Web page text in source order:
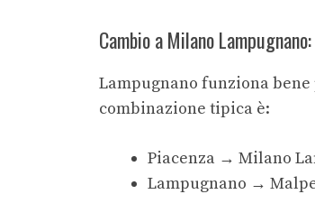
Cambio a Milano
Lampugnano funziona
combinazione tipica è:
Piacenza → Milano
Lampugnano →